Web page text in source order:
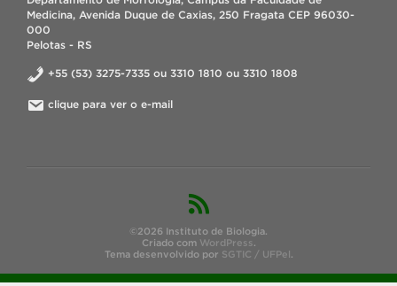
Medicina, Avenida Duque de Caxias, 250 Fragata CEP 96030-
000
Pelotas - RS
+55 (53) 3275-7335 ou 3310 1810 ou 3310 1808
clique para ver o e-mail
©2026 Instituto de Biologia.
Criado com WordPress.
Tema desenvolvido por SGTIC / UFPel.